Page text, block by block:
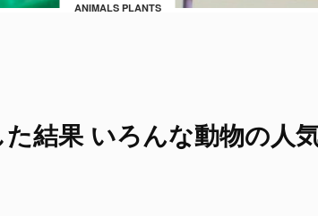
ANIMALS PLANTS
結果 いろんな動物の人